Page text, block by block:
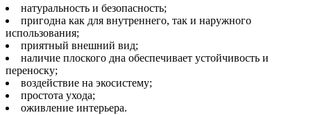
натуральность и безопасность;
пригодна как для внутреннего, так и наружного
использования;
приятный внешний вид;
наличие плоского дна обеспечивает устойчивость и
переноску;
воздействие на экосистему;
простота ухода;
оживление интерьера.